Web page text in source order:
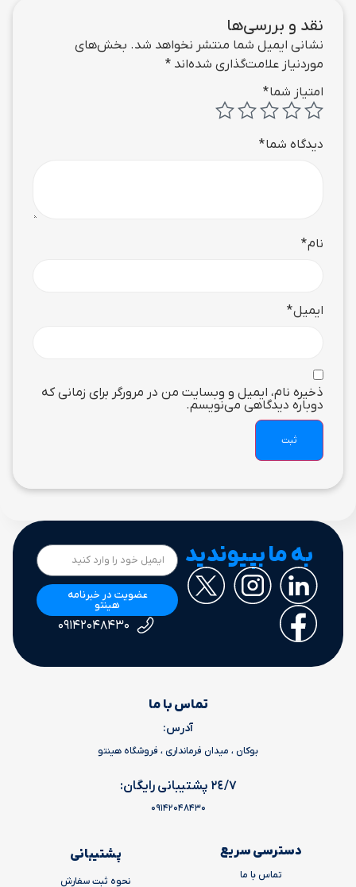
نقد و بررسی‌ها
نشانی ایمیل شما منتشر نخواهد شد. بخش‌های
موردنیاز علامت‌گذاری شده‌اند *
امتیاز شما*
دیدگاه شما*
نام*
ایمیل*
ذخیره نام، ایمیل و وبسایت من در مرورگر برای زمانی که
دوباره دیدگاهی می‌نویسم.
به ما بپیوندید
عضویت در خبرنامه
هینتو
۰۹۱۴۲۰۴۸۴۳۰
تماس با ما
آدرس:
بوکان ، میدان فرمانداری ، فروشگاه هینتو
٢٤/٧ پشتیبانی رایگان:
09142048430
دسترسی سریع
تماس با ما
پشتیبانی
نحوه ثبت سفارش